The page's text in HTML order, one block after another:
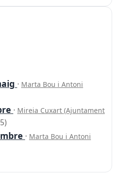
· Marta Bou i Antoni
· Mireia Cuxart (Ajuntament
· Marta Bou i Antoni